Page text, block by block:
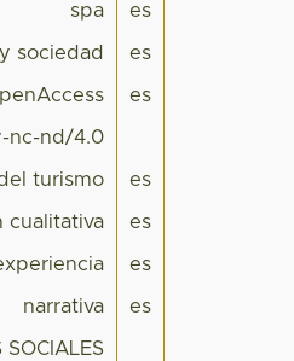
spa es
sociedad es
es
nc-nd/4.0
turismo es
cualitativa es
es
narrativa es
SOCIALES